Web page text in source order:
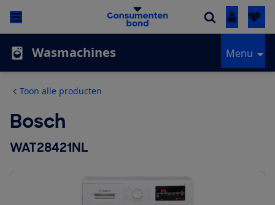
Inloggen
Wasmachines Menu
Toon alle producten
Bosch
WAT28421NL